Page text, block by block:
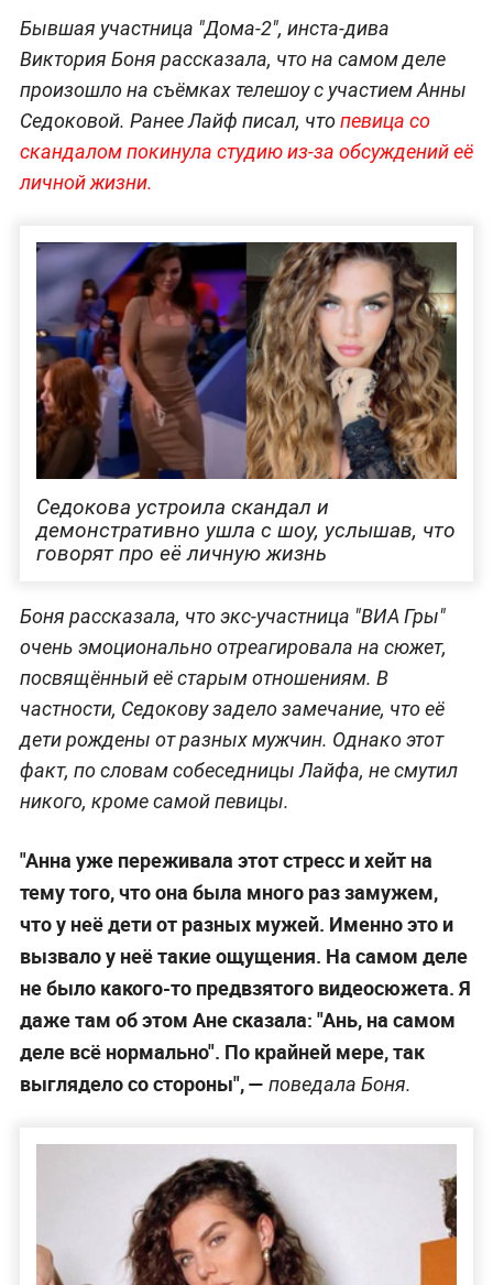
Бывшая участница "Дома-2", инста-дива
Виктория Боня рассказала, что на самом деле
произошло на съёмках телешоу с участием Анны
Седоковой. Ранее Лайф писал, чтопевица со
скандалом покинула студию из-за обсуждений её
личной жизни.
Седокова устроила скандал и
демонстративно ушла с шоу, услышав, что
говорят про её личную жизнь
Боня рассказала, что экс-участница "ВИА Гры"
очень эмоционально отреагировала на сюжет,
посвящённый её старым отношениям. В
частности, Седокову задело замечание, что её
дети рождены от разных мужчин. Однако этот
факт, по словам собеседницы Лайфа, не смутил
никого, кроме самой певицы.
"Анна уже переживала этот стресс и хейт на
тему того, что она была много раз замужем,
что у неё дети от разных мужей. Именно это и
вызвало у неё такие ощущения. На самом деле
не было какого-то предвзятого видеосюжета. Я
даже там об этом Ане сказала: "Ань, на самом
деле всё нормально". По крайней мере, так
выглядело со стороны",— поведала Боня.